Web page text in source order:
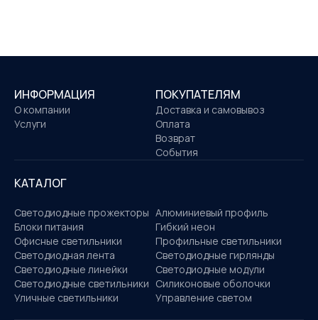
ИНФОРМАЦИЯ
О компании
Услуги
ПОКУПАТЕЛЯМ
Доставка и самовывоз
Оплата
Возврат
События
КАТАЛОГ
Светодиодные прожекторы Алюминиевый профиль
Блоки питания
Гибкий неон
Офисные светильники
Профильные светильники
Светодиодная лента
Светодиодные гирлянды
Светодиодные линейки
Светодиодные модули
Светодиодные светильники Силиконовые оболочки
Уличные светильники
Управление светом